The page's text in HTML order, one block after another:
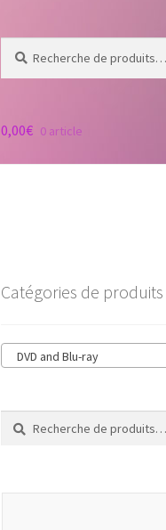
pour :
0,00€ 0 article
Catégories de produits
DVD and Blu-ray
Recherche
pour :
Recherche